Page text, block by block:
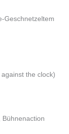
Geschnetzeltem
the clock)
Bühnenaction